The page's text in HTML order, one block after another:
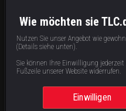
Joyn (https://www.joyn.de/
NetCologne (
O2 TV (https://
Wie möchten sie
Nutzen Sie unser Angebot wie
(Details siehe unten).
Sie können Ihre Einwilligung jederzeit
Fußzeile unserer Website widerrufen.
Einwilligen